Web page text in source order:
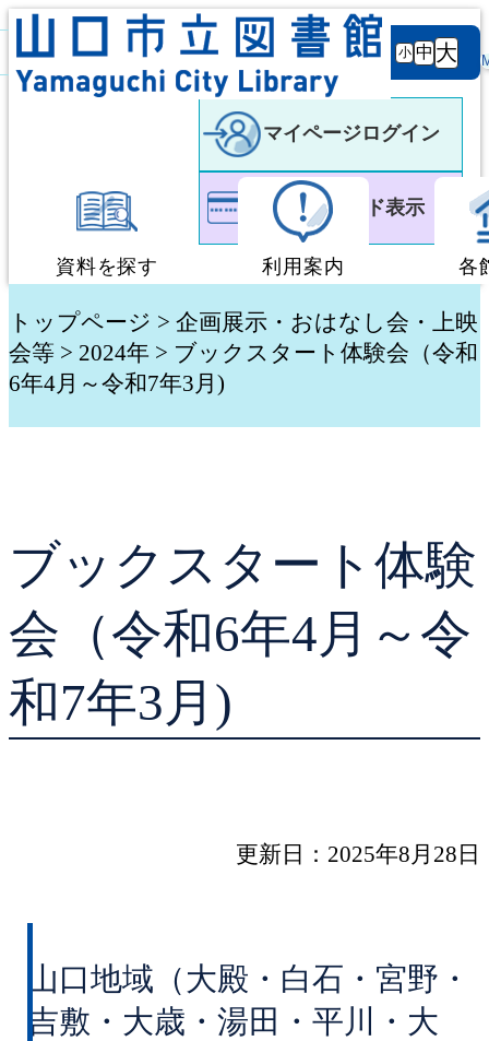
背景
白 黒
文字サ
イズ
小 中 大
マイページログイン
利用者カード表示
資料を探す
蔵書検索・予約
新着資料検索
予約ランキング
利用案内
図書館利用案内
ブックスタート体験
レファレンスサービ
各
トップページ > 企画展示・おはなし会・上映
会等 > 2024年 > ブックスタート体験会（令和
6年4月～令和7年3月)
ブックスタート体験
会（令和6年4月～令
和7年3月)
更新日：2025年8月28日
山口地域（大殿・白石・宮野・
吉敷・大歳・湯田・平川・大